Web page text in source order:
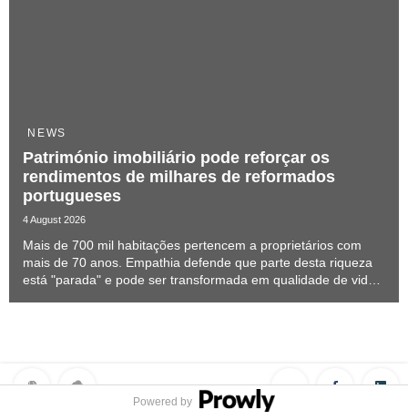
NEWS
Património imobiliário pode reforçar os
rendimentos de milhares de reformados
portugueses
4 August 2026
Mais de 700 mil habitações pertencem a proprietários com
mais de 70 anos. Empathia defende que parte desta riqueza
está "parada" e pode ser transformada em qualidade de vida
Powered by